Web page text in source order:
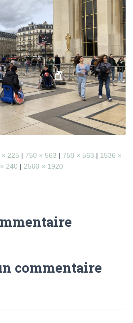
× 225 | 750 × 563 | 750 × 563 | 1536 ×
240 | 2560 × 1920
commentaire